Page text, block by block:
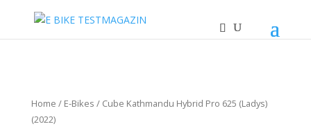
Home / E-Bikes / Cube Kathmandu Hybrid Pro 625 (Ladys)
(2022)